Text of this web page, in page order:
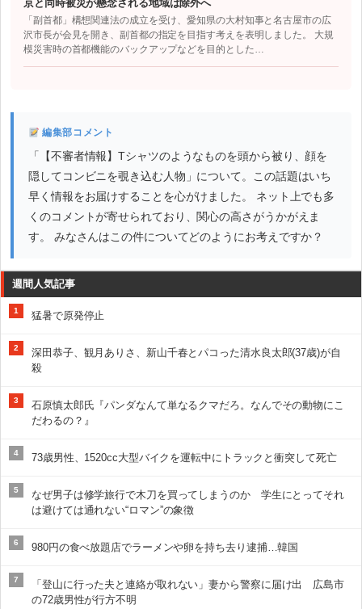
京と同時被災が懸念される地域は除外へ
「副首都」構想関連法の成立を受け、愛知県の大村知事と名古屋市の広
沢市長が会見を開き、副首都の指定を目指す考えを表明しました。 大規
模災害時の首都機能のバックアップなどを目的とした…
編集部コメント
「【不審者情報】Tシャツのようなものを頭から被り、顔を
隠してコンビニを覗き込む人物」について。この話題はいち
早く情報をお届けすることを心がけました。 ネット上でも多
くのコメントが寄せられており、関心の高さがうかがえま
す。 みなさんはこの件についてどのようにお考えですか？
週間人気記事
1 猛暑で原発停止
2
深田恭子、観月ありさ、新山千春とパコった清水良太郎(37歳)が自
殺
3
石原慎太郎氏『パンダなんて単なるクマだろ。なんでその動物にこ
だわるの？』
4 73歳男性、1520cc大型バイクを運転中にトラックと衝突して死亡
5
なぜ男子は修学旅行で木刀を買ってしまうのか 学生にとってそれ
は避けては通れない“ロマン”の象徴
6 980円の食べ放題店でラーメンや卵を持ち去り逮捕…韓国
7
「登山に行った夫と連絡が取れない」妻から警察に届け出 広島市
の72歳男性が行方不明